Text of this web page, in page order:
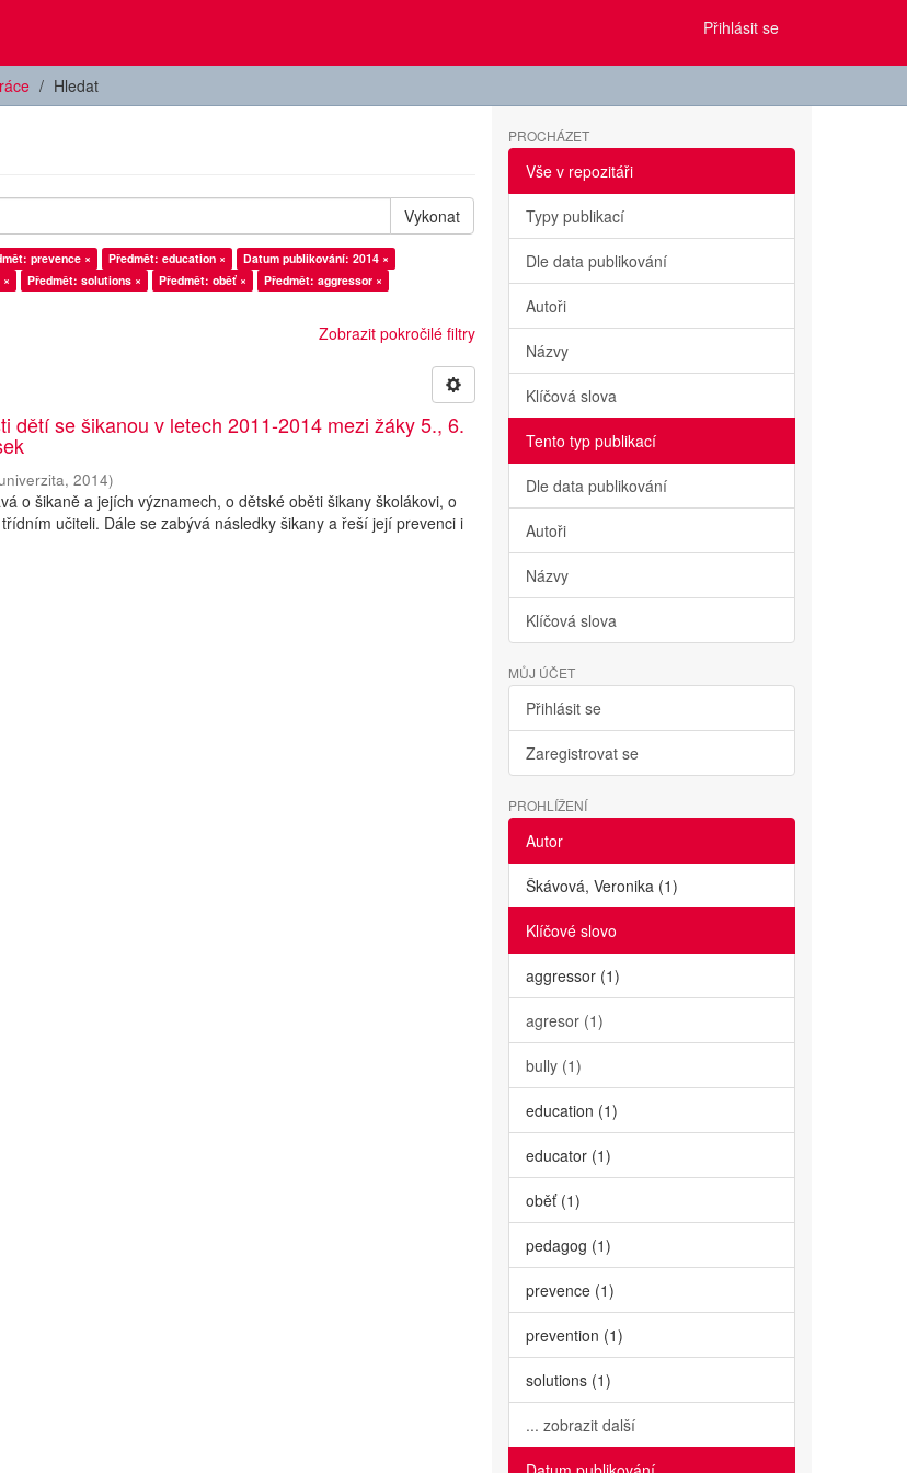
Přihlásit se
Hledat
Vykonat
prevence × Předmět: education ×
Datum publikování: 2014 ×
Předmět: solutions × Předmět: oběť ×
Předmět: aggressor ×
Zobrazit pokročilé filtry
dětí se šikanou v letech 2011-2014 mezi žáky 5., 6.
,2014)
o šikaně a jejích významech, o dětské oběti šikany školákovi, o
učiteli. Dále se zabývá následky šikany a řeší její prevenci i
PROCHÁZET
Vše v repozitáři
Typy publikací
Dle data publikování
Autoři
Názvy
Klíčová slova
Tento typ publikací
Dle data publikování
Autoři
Názvy
Klíčová slova
MŮJ ÚČET
Přihlásit se
Zaregistrovat se
PROHLÍŽENÍ
Autor
Škávová, Veronika (1)
Klíčové slovo
aggressor (1)
agresor (1)
bully (1)
education (1)
educator (1)
oběť (1)
pedagog (1)
prevence (1)
prevention (1)
solutions (1)
... zobrazit další